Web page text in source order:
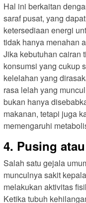
Hal ini berkaitan
saraf pusat, yang
ketersediaan energi
tidak hanya menahan
Jika kebutuhan cairan
konsumsi yang cukup
kelelahan yang
rasa lelah yang
bukan hanya
makanan, tetapi juga
memengaruhi
4. Pusing
Salah satu gejala
munculnya sakit
melakukan aktivitas
Ketika tubuh